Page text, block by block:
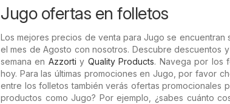
Jugo ofertas en folletos
Los mejores precios de venta para Jugo se encuentran
el mes de Agosto con nosotros. Descubre descuentos
semana en Azzorti y Quality Products. Navega por los
hoy. Para las últimas promociones en Jugo, por favor
entre los folletos también verás ofertas promocionales
productos como Jugo? Por ejemplo, ¿sabes cuánto